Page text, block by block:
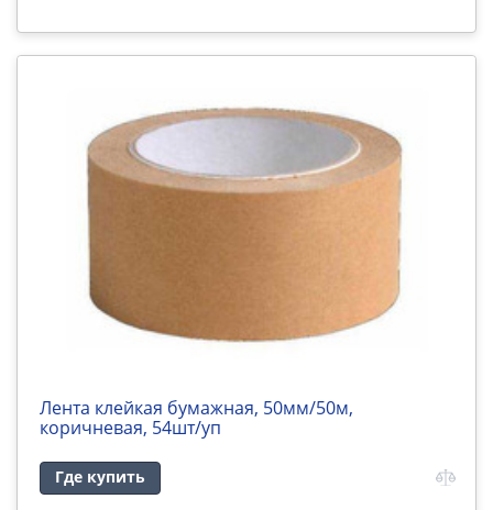
Лента клейкая бумажная, 50мм/50м,
коричневая, 54шт/уп
Где купить